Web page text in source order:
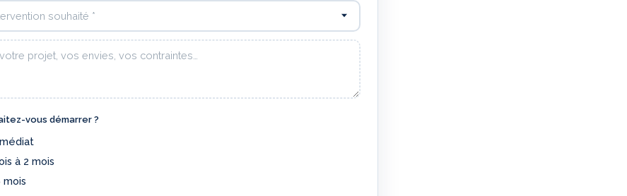
souhaité
vous démarrer ?
à 2 mois
mois